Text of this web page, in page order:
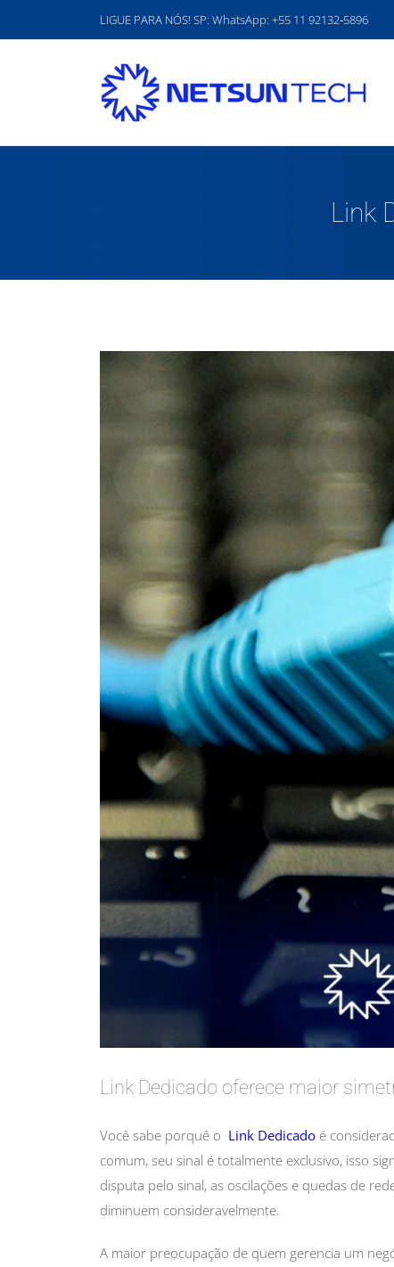
para
LIGUE PARA NÓS! SP: WhatsApp: ‪+55 11 92132‑5896‬
Link
Link Dedicado oferece maior
Você sabe porquê o Link Dedicado é
comum, seu sinal é totalmente exclusivo, isso
disputa pelo sinal, as oscilações e quedas de
diminuem consideravelmente.
A maior preocupação de quem gerencia um